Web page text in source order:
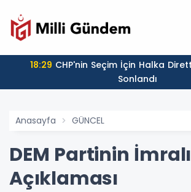
18:29
Sonlandı
Anasayfa GÜNCEL
DEM Partinin İmralı
Açıklaması